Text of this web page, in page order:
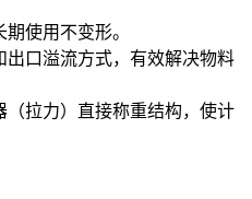
使用不变形。
口溢流方式，有效解决物料
（拉力）直接称重结构，使计